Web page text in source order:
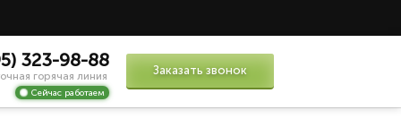
323-98-88
горячая линия
Сейчас работаем
Заказать звонок